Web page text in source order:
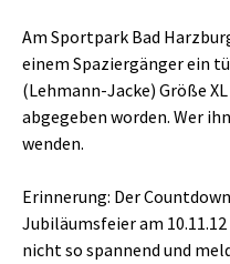
Am Sportpark Bad
einem Spaziergänger ein
(Lehmann-Jacke) Größe
abgegeben worden. Wer
wenden.
Erinnerung: Der
Jubiläumsfeier am
nicht so spannend und